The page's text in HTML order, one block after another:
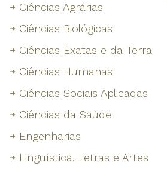
Ciências Agrárias
Ciências Biológicas
Ciências Exatas e da Terra
Ciências Humanas
Ciências Sociais Aplicadas
Ciências da Saúde
Engenharias
Linguística, Letras e Artes